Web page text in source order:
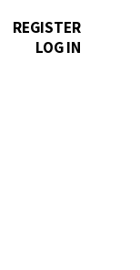
REGISTER
LOG IN